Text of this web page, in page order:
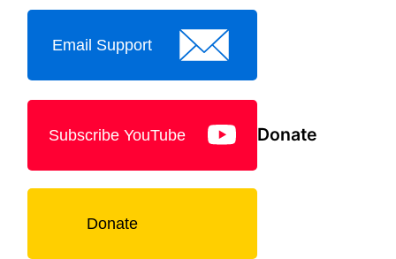
Email Support
Subscribe YouTube Donate
Donate